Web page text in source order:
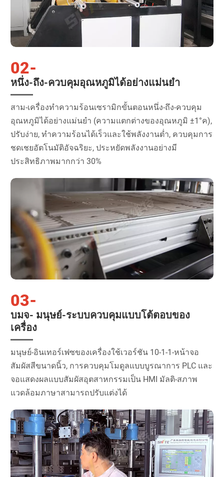
02-
หนึ่ง-ถึง-ควบคุมอุณหภูมิได้อย่างแม่นยำ
สาม-เครื่องทำความร้อนเซรามิกขั้นตอนหนึ่ง-ถึง-ควบคุม
อุณหภูมิได้อย่างแม่นยำ (ความแตกต่างของอุณหภูมิ ±1°ค),
ปรับง่าย, ทำความร้อนได้เร็วและใช้พลังงานต่ำ, ควบคุมการ
ชดเชยอัตโนมัติอัจฉริยะ, ประหยัดพลังงานอย่างมี
ประสิทธิภาพมากกว่า 30%
03-
บมจ- มนุษย์-ระบบควบคุมแบบโต้ตอบของ
เครื่อง
มนุษย์-อินเทอร์เฟซของเครื่องใช้เวอร์ชัน 10-1-1-หน้าจอ
สัมผัสสีขนาดนิ้ว, การควบคุมโมดูลแบบบูรณาการ PLC และ
จอแสดงผลแบบสัมผัสอุตสาหกรรมเป็น HMI มัลติ-สภาพ
แวดล้อมภาษาสามารถปรับแต่งได้